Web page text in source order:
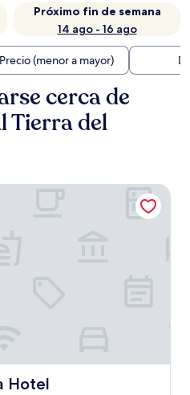
Próximo fin de semana
14 ago - 16 ago
Precio (menor a mayor)
cerca de
Tierra del
Hotel